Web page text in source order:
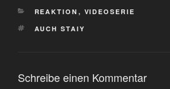
KATEGORIEN
REAKTION , VIDEOSERIE
SCHLAGWÖRTER
AUCH STAIY
Schreibe einen Kommentar